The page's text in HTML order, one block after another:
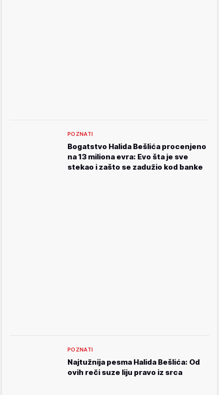
POZNATI
Bogatstvo Halida Bešlića procenjeno
na 13 miliona evra: Evo šta je sve
stekao i zašto se zadužio kod banke
POZNATI
Najtužnija pesma Halida Bešlića: Od
ovih reči suze liju pravo iz srca